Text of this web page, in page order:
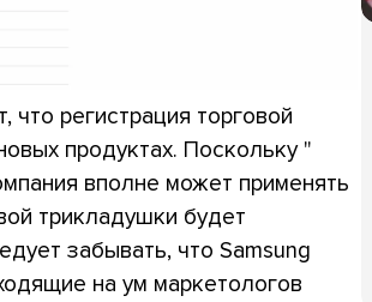
регистрация торговой
продуктах. Поскольку "
вполне может применять
трикладушки будет
забывать, что Samsung
на ум маркетологов